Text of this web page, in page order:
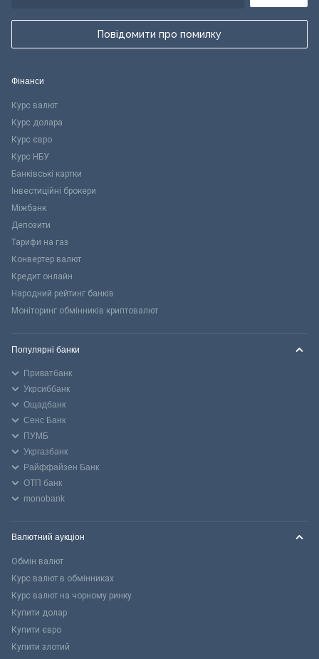
Повідомити про помилку
Фінанси
Курс валют
Курс долара
Курс євро
Курс НБУ
Банківські картки
Інвестиційні брокери
Міжбанк
Депозити
Тарифи на газ
Конвертер валют
Кредит онлайн
Народний рейтинг банків
Моніторинг обмінників криптовалют
Популярні банки
Приватбанк
Укрсиббанк
Ощадбанк
Сенс Банк
ПУМБ
Укргазбанк
Райффайзен Банк
ОТП банк
monobank
Валютний аукціон
Обмін валют
Курс валют в обмінниках
Курс валют на чорному ринку
Купити долар
Купити євро
Купити злотий